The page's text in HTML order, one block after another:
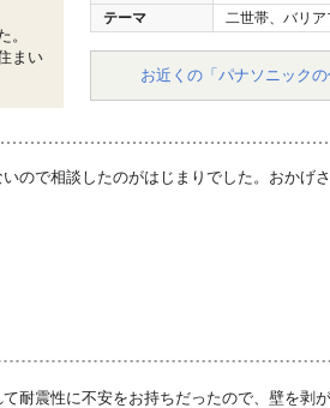
テーマ
二世帯、バリア
お近くの「パナソニック
まい
ので相談したのがはじまりでした。おかげ
耐震性に不安をお持ちだったので、壁を剥